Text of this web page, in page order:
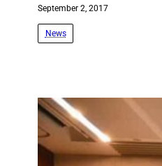
September 2, 2017
News